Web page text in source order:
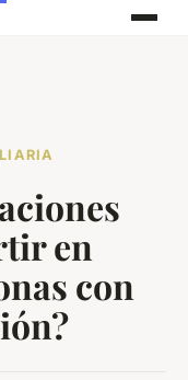
en
con